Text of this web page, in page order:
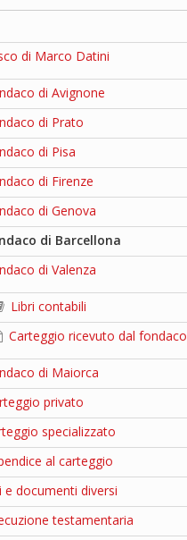
di Marco Datini
di Avignone
di Prato
di Pisa
di Firenze
di Genova
di Barcellona
di Valenza
Libri contabili
Carteggio ricevuto dal fondaco
di Maiorca
privato
specializzato
al carteggio
e documenti diversi
testamentaria